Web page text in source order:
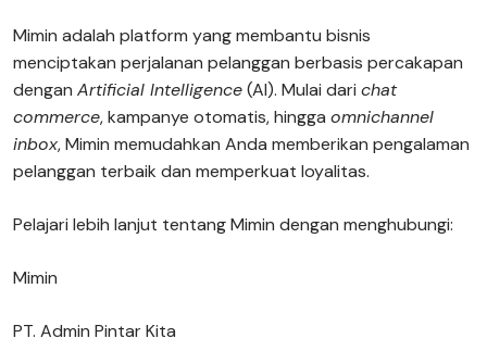
Mimin adalah platform yang membantu bisnis
menciptakan perjalanan pelanggan berbasis percakapan
dengan Artificial Intelligence(AI). Mulai dari chat
commerce, kampanye otomatis, hingga omnichannel
inbox, Mimin memudahkan Anda memberikan pengalaman
pelanggan terbaik dan memperkuat loyalitas.
Pelajari lebih lanjut tentang Mimin dengan menghubungi:
Mimin
PT. Admin Pintar Kita